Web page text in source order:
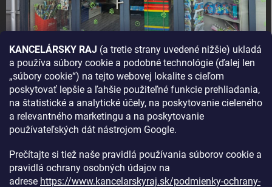
KANCELÁRSKY RAJ (a tretie strany uvedené nižšie) ukladá
a používa súbory cookie a podobné technológie (ďalej len
„súbory cookie“) na tejto webovej lokalite s cieľom
poskytovať lepšie a ľahšie použiteľné funkcie prehliadania,
na štatistické a analytické účely, na poskytovanie cieleného
a relevantného marketingu a na poskytovanie
používateľských dát nástrojom Google.
Prečítajte si tiež naše pravidlá používania súborov cookie a
pravidlá ochrany osobných údajov na
adrese https://www.kancelarskyraj.sk/podmienky-ochrany-
AKO SA K NÁM DOSTANETE?